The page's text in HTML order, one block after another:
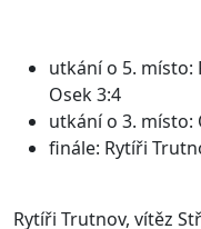
utkání o 5. místo:
Osek 3:4
utkání o 3. místo:
finále: Rytíři
Rytíři Trutnov, vítěz